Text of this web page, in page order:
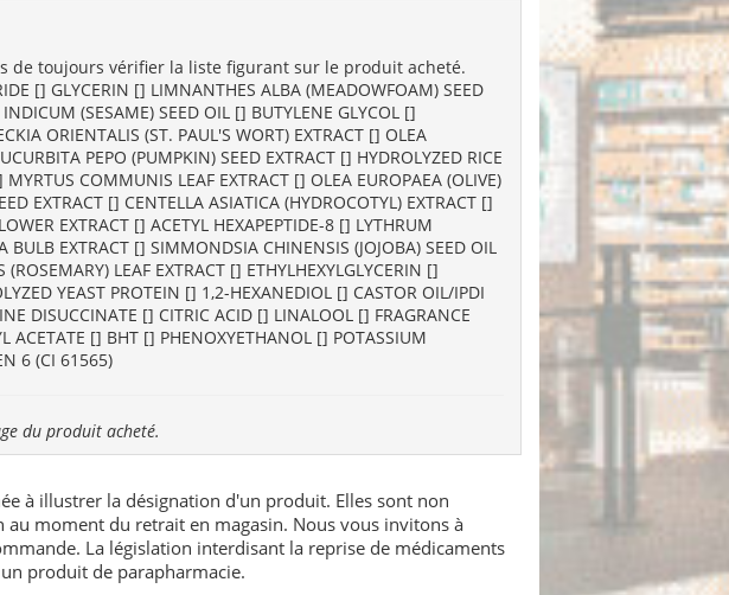
de toujours vérifier la liste figurant sur le produit acheté.
[] GLYCERIN [] LIMNANTHES ALBA (MEADOWFOAM) SEED
(SESAME) SEED OIL [] BUTYLENE GLYCOL []
ORIENTALIS (ST. PAUL'S WORT) EXTRACT [] OLEA
PEPO (PUMPKIN) SEED EXTRACT [] HYDROLYZED RICE
COMMUNIS LEAF EXTRACT [] OLEA EUROPAEA (OLIVE)
EXTRACT [] CENTELLA ASIATICA (HYDROCOTYL) EXTRACT []
EXTRACT [] ACETYL HEXAPEPTIDE-8 [] LYTHRUM
EXTRACT [] SIMMONDSIA CHINENSIS (JOJOBA) SEED OIL
LEAF EXTRACT [] ETHYLHEXYLGLYCERIN []
YEAST PROTEIN [] 1,2-HEXANEDIOL [] CASTOR OIL/IPDI
DISUCCINATE [] CITRIC ACID [] LINALOOL [] FRAGRANCE
ACETATE [] BHT [] PHENOXYETHANOL [] POTASSIUM
6 (CI 61565)
du produit acheté.
à illustrer la désignation d'un produit. Elles sont non
moment du retrait en magasin. Nous vous invitons à
La législation interdisant la reprise de médicaments
produit de parapharmacie.